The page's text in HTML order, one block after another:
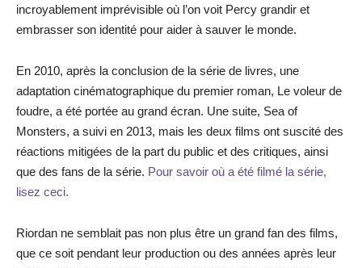
incroyablement imprévisible où l’on voit Percy grandir et
embrasser son identité pour aider à sauver le monde.
En 2010, après la conclusion de la série de livres, une
adaptation cinématographique du premier roman, Le voleur de
foudre, a été portée au grand écran. Une suite, Sea of
Monsters, a suivi en 2013, mais les deux films ont suscité des
réactions mitigées de la part du public et des critiques, ainsi
que des fans de la série. Pour savoir où a été filmé la série,
lisez ceci.
Riordan ne semblait pas non plus être un grand fan des films,
que ce soit pendant leur production ou des années après leur